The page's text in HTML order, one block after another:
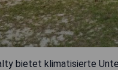
bietet klimatisierte